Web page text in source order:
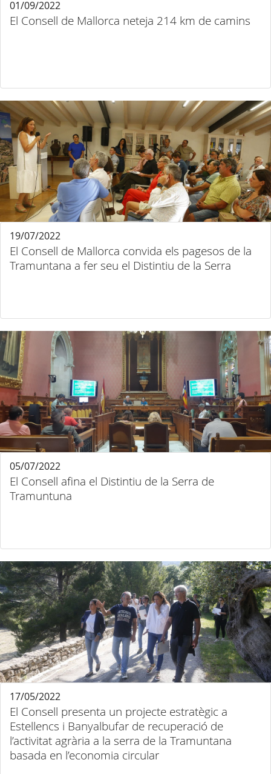
El Consell de Mallorca neteja 214 km de camins
01/09/2022
El Consell de Mallorca convida els pagesos de la
Tramuntana a fer seu el Distintiu de la Serra
19/07/2022
El Consell afina el Distintiu de la Serra de
Tramuntuna
05/07/2022
El Consell presenta un projecte estratègic a
Estellencs i Banyalbufar de recuperació de
l’activitat agrària a la serra de la Tramuntana
basada en l’economia circular
17/05/2022